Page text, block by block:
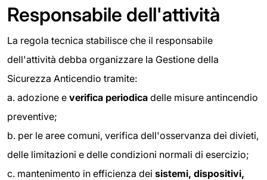
Responsabile dell'attività
La regola tecnica stabilisce che il responsabile
dell'attività debba organizzare la Gestione della
Sicurezza Anticendio tramite:
a. adozione e verifica periodica delle misure antincendio
preventive;
b. per le aree comuni, verifica dell'osservanza dei divieti,
delle limitazioni e delle condizioni normali di esercizio;
c. mantenimento in efficienza dei sistemi, dispositivi,